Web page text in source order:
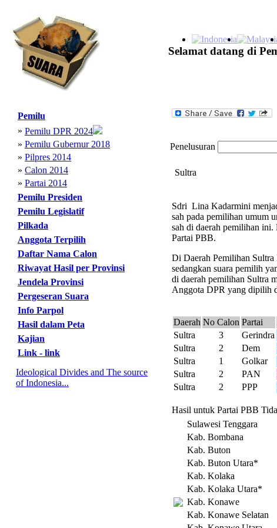
Selamat datang di
Pemilu
» Pemilu DPR 2024
» Pemilu Gubernur 2018
» Pilpres 2014
» Calon 2014
» Partai 2014
Pemilu Presiden
Pemilu Legislatif
Pilkada
Anggota Terpilih
Daftar Nama Calon
Riwayat Hasil per Provinsi
Jendela Provinsi
Pergeseran Suara
Info Parpol
Hasil dalam Peta
Kajian
Link - link
Ideological Divides and The source
of Indonesia...
Penelusuran
Sultra
Sdri Lina Kadarmini
sah pada pemilihan umum
sah di daerah pemilihan
Partai PBB.
Di Daerah Pemilihan Sultra
sedangkan suara pemilih
di daerah pemilihan Sultra
Anggota DPR yang dipilih
Daerah No Calon Partai
Sultra
3 Gerindra
Sultra
2 Dem
Sultra
1 Golkar
Sultra
2 PAN
Sultra
2 PPP
Hasil untuk Partai PBB
Sulawesi Tenggara
Kab. Bombana
Kab. Buton
Kab. Buton Utara*
Kab. Kolaka
Kab. Kolaka Utara*
Kab. Konawe
Kab. Konawe Selatan